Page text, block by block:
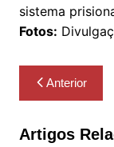
sistema
Fotos:
Navegação
de
Post
Anterior
Artigos